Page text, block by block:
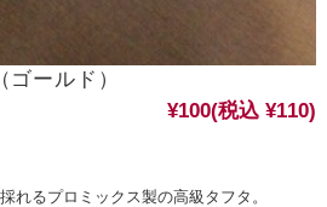
ールド）
¥100(税込 ¥110)
れるプロミックス製の高級タフタ。